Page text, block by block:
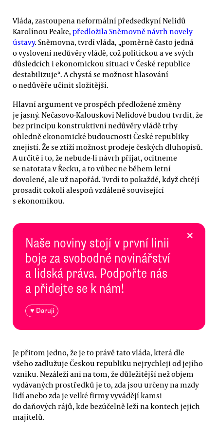
Vláda, zastoupena neformální předsedkyní Nelidů
Karolínou Peake, předložila Sněmovně návrh novely
ústavy. Sněmovna, tvrdí vláda, „poměrně často jedná
o vyslovení nedůvěry vládě, což politickou a ve svých
důsledcích i ekonomickou situaci v České republice
destabilizuje“. A chystá se možnost hlasování
o nedůvěře učinit složitější.
Hlavní argument ve prospěch předložené změny
je jasný. Nečasovo-Kalouskovi Nelidové budou tvrdit, že
bez principu konstruktivní nedůvěry vládě trhy
ohledně ekonomické budoucnosti České republiky
znejistí. Že se ztíží možnost prodeje českých dluhopisů.
A určitě i to, že nebude-li návrh přijat, ocitneme
se natotata v Řecku, a to vůbec ne během letní
dovolené, ale už napořád. Tvrdí to pokaždé, když chtějí
prosadit cokoli alespoň vzdáleně související
s ekonomikou.
Naše noviny stojí v první linii
boje za svobodné novinářství
a lidská práva. Podpořte nás
a přidejte se k nám!
♥ Daruji
×
Je přitom jedno, že je to právě tato vláda, která dle
všeho zadlužuje Českou republiku nejrychleji od jejího
vzniku. Nezáleží ani na tom, že důležitější než objem
vydávaných prostředků je to, zda jsou určeny na mzdy
lidí anebo zda je velké firmy vyvádějí kamsi
do daňových rájů, kde bezúčelně leží na kontech jejich
majitelů.